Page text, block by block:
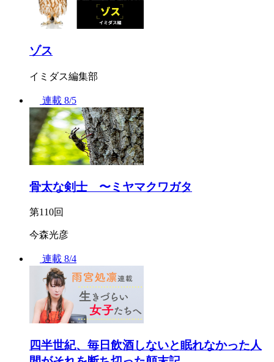
ゾス
イミダス編集部
連載 8/5
骨太な剣士 〜ミヤマクワガタ
第110回
今森光彦
連載 8/4
四半世紀、毎日飲酒しないと眠れなかった人